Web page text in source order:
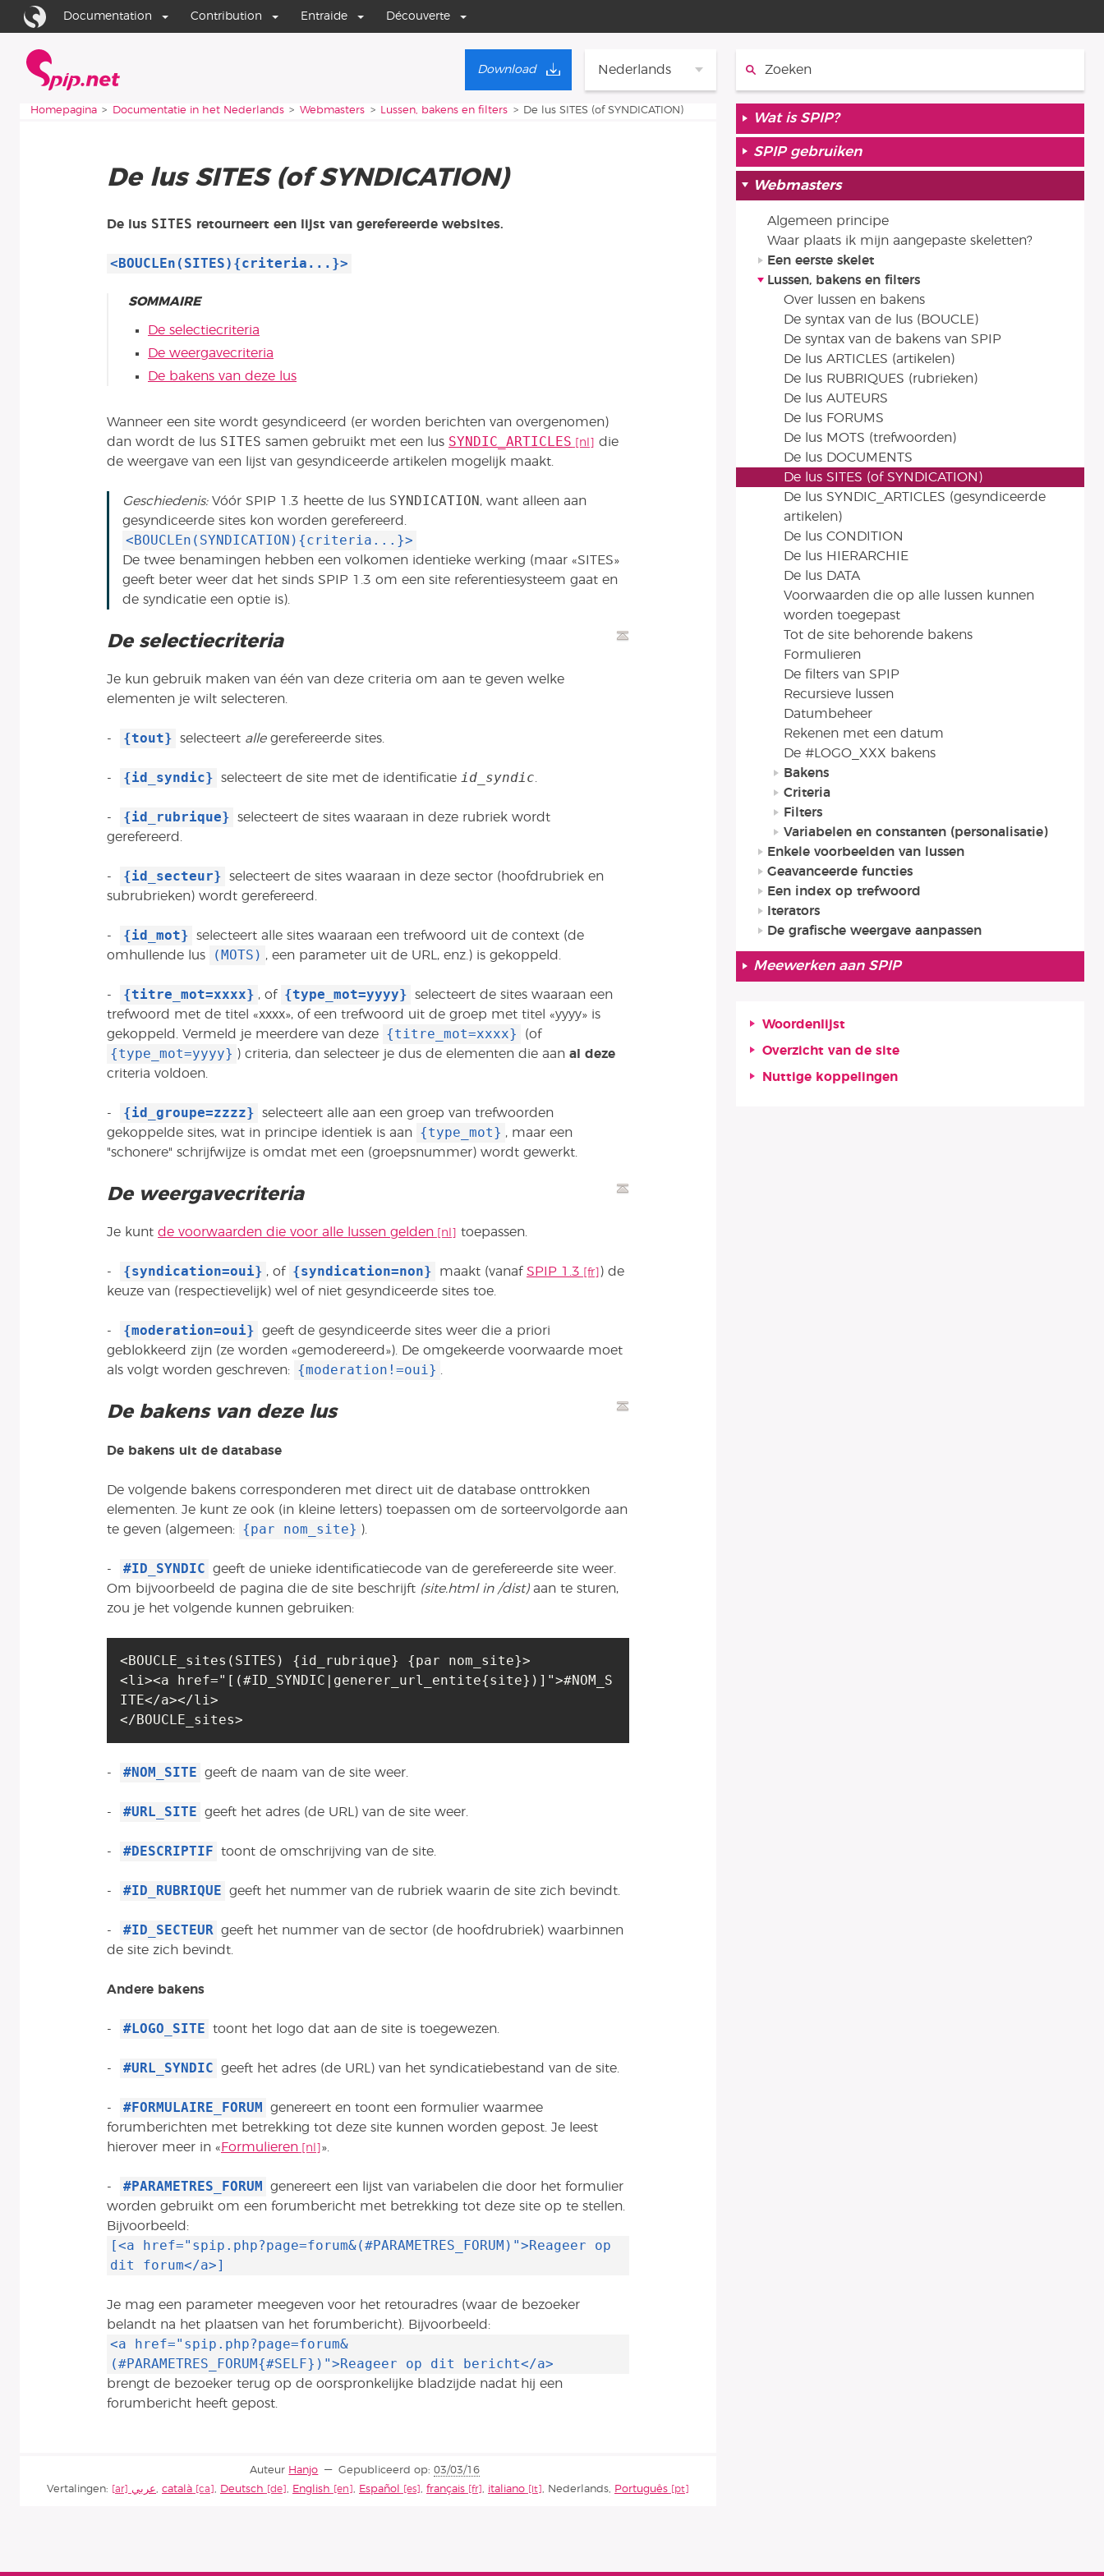
Ga naar de inhoud
Ga naar de navigatie
Documentation Contribution Entraide Découverte
Nederlands
Download
Je bent hier:
Homepagina Documentatie in het Nederlands Webmasters Lussen, bakens en filters De lus SITES (of SYNDICATION)
De lus SITES (of SYNDICATION)
De lus SITES retourneert een lijst van gerefereerde websites.
<BOUCLEn(SITES){criteria...}>
SOMMAIRE
De selectiecriteria
De weergavecriteria
De bakens van deze lus
Wanneer een site wordt gesyndiceerd (er worden berichten van overgenomen)
dan wordt de lus SITES samen gebruikt met een lus SYNDIC_ARTICLES
die
de weergave van een lijst van gesyndiceerde artikelen mogelijk maakt.
Geschiedenis:Vóór SPIP 1.3 heette de lus SYNDICATION, want alleen aan
gesyndiceerde sites kon worden gerefereerd.
<BOUCLEn(SYNDICATION){criteria...}>
De twee benamingen hebben een volkomen identieke werking (maar «SITES»
geeft beter weer dat het sinds SPIP 1.3 om een site referentiesysteem gaat en
de syndicatie een optie is).
De selectiecriteria
Je kun gebruik maken van één van deze criteria om aan te geven welke
elementen je wilt selecteren.
- {tout} selecteert allegerefereerde sites.
- {id_syndic} selecteert de site met de identificatie id_syndic.
- {id_rubrique}
selecteert de sites waaraan in deze rubriek wordt
gerefereerd.
- {id_secteur}
selecteert de sites waaraan in deze sector (hoofdrubriek en
subrubrieken) wordt gerefereerd.
- {id_mot}
selecteert alle sites waaraan een trefwoord uit de context (de
omhullende lus
(MOTS) , een parameter uit de URL, enz.) is gekoppeld.
- {titre_mot=xxxx} , of {type_mot=yyyy}
selecteert de sites waaraan een
trefwoord met de titel «xxxx», of een trefwoord uit de groep met titel «yyyy» is
gekoppeld. Vermeld je meerdere van deze
{titre_mot=xxxx} (of
{type_mot=yyyy} ) criteria, dan selecteer je dus de elementen die aan al deze
criteria voldoen.
- {id_groupe=zzzz}
selecteert alle aan een groep van trefwoorden
gekoppelde sites, wat in principe identiek is aan
{type_mot} , maar een
"schonere" schrijfwijze is omdat met een (groepsnummer) wordt gewerkt.
De weergavecriteria
Je kunt de voorwaarden die voor alle lussen gelden toepassen.
- {syndication=oui} , of {syndication=non} maakt (vanaf SPIP 1.3
) de
keuze van (respectievelijk) wel of niet gesyndiceerde sites toe.
- {moderation=oui}
geeft de gesyndiceerde sites weer die a priori
geblokkeerd zijn (ze worden «gemodereerd»). De omgekeerde voorwaarde moet
als volgt worden geschreven:
{moderation!=oui} .
De bakens van deze lus
De bakens uit de database
De volgende bakens corresponderen met direct uit de database onttrokken
elementen. Je kunt ze ook (in kleine letters) toepassen om de sorteervolgorde aan
te geven (algemeen:
{par nom_site} ).
- #ID_SYNDIC
geeft de unieke identificatiecode van de gerefereerde site weer.
Om bijvoorbeeld de pagina die de site beschrijft (site.html in /dist)aan te sturen,
zou je het volgende kunnen gebruiken:
<BOUCLE_sites(SITES) {id_rubrique} {par nom_site}>
<li><a href="[(#ID_SYNDIC|generer_url_entite{site})]">#NOM_S
ITE</a></li>
</BOUCLE_sites>
- #NOM_SITE geeft de naam van de site weer.
- #URL_SITE geeft het adres (de URL) van de site weer.
- #DESCRIPTIF toont de omschrijving van de site.
- #ID_RUBRIQUE geeft het nummer van de rubriek waarin de site zich bevindt.
- #ID_SECTEUR
geeft het nummer van de sector (de hoofdrubriek) waarbinnen
de site zich bevindt.
Andere bakens
- #LOGO_SITE toont het logo dat aan de site is toegewezen.
- #URL_SYNDIC geeft het adres (de URL) van het syndicatiebestand van de site.
- #FORMULAIRE_FORUM
genereert en toont een formulier waarmee
forumberichten met betrekking tot deze site kunnen worden gepost. Je leest
hierover meer in « Formulieren ».
- #PARAMETRES_FORUM
genereert een lijst van variabelen die door het formulier
worden gebruikt om een forumbericht met betrekking tot deze site op te stellen.
Bijvoorbeeld:
[<a href="spip.php?page=forum&(#PARAMETRES_FORUM)">Reageer op
dit forum</a>]
Je mag een parameter meegeven voor het retouradres (waar de bezoeker
belandt na het plaatsen van het forumbericht). Bijvoorbeeld:
<a href="spip.php?page=forum&
(#PARAMETRES_FORUM{#SELF})">Reageer op dit bericht</a>
brengt de bezoeker terug op de oorspronkelijke bladzijde nadat hij een
forumbericht heeft gepost.
Auteur Hanjo Gepubliceerd op: 03/03/16
Vertalingen:
عربي català Deutsch English Español français italiano Nederlands Português
Wat is SPIP?
SPIP gebruiken
Webmasters
Algemeen principe
Waar plaats ik mijn aangepaste skeletten?
Een eerste skelet
Lussen, bakens en filters
Over lussen en bakens
De syntax van de lus (BOUCLE)
De syntax van de bakens van SPIP
De lus ARTICLES (artikelen)
De lus RUBRIQUES (rubrieken)
De lus AUTEURS
De lus FORUMS
De lus MOTS (trefwoorden)
De lus DOCUMENTS
De lus SITES (of SYNDICATION)
De lus SYNDIC_ARTICLES (gesyndiceerde
artikelen)
De lus CONDITION
De lus HIERARCHIE
De lus DATA
Voorwaarden die op alle lussen kunnen
worden toegepast
Tot de site behorende bakens
Formulieren
De filters van SPIP
Recursieve lussen
Datumbeheer
Rekenen met een datum
De #LOGO_XXX bakens
Bakens
Criteria
Filters
Variabelen en constanten (personalisatie)
Enkele voorbeelden van lussen
Geavanceerde functies
Een index op trefwoord
Iterators
De grafische weergave aanpassen
Meewerken aan SPIP
Woordenlijst
Overzicht van de site
Nuttige koppelingen